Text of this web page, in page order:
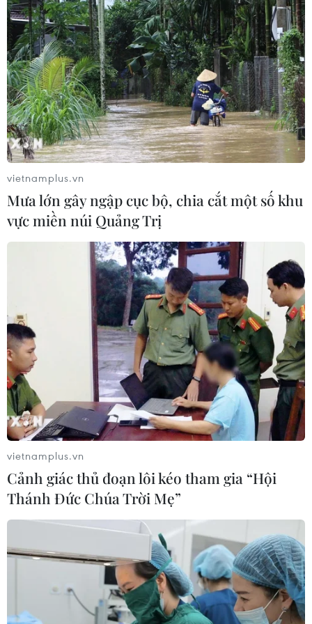
Khuyến khích hợp tác Việt Nam-Đức
trong các dự án từ thiện
Hội Liên hiệp bình đẳng xã hội toàn liên bang Đức
khuyến khích hỗ trợ các hợp tác giữa hai nước Việt-Đức
trong các dự án từ thiện cũng như giúp đỡ những người
Việt Nam có hoàn cảnh khó khăn.
Thúc đẩy quan hệ đối tác chiến lược Việt
vietnamplus.vn
Mưa lớn gây ngập cục bộ, chia cắt một số khu
vực miền núi Quảng Trị
vietnamplus.vn
Cảnh giác thủ đoạn lôi kéo tham gia “Hội
Thánh Đức Chúa Trời Mẹ”